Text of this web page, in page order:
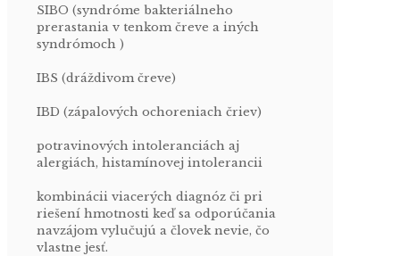
SIBO (syndróme bakteriálneho
prerastania v tenkom čreve a iných
syndrómoch )
IBS (dráždivom čreve)
IBD (zápalových ochoreniach čriev)
potravinových intoleranciách aj
alergiách, histamínovej intolerancii
kombinácii viacerých diagnóz či pri
riešení hmotnosti keď sa odporúčania
navzájom vylučujú a človek nevie, čo
vlastne jesť.